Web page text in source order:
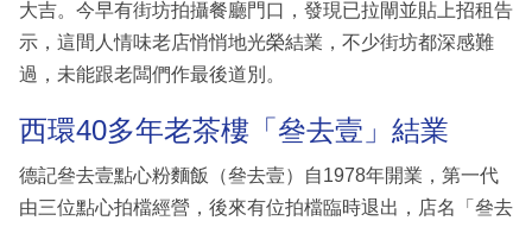
大吉。今早有街坊拍攝餐廳門口，發現已拉閘並貼上招租告
示，這間人情味老店悄悄地光榮結業，不少街坊都深感難
過，未能跟老闆們作最後道別。
西環40多年老茶樓「叄去壹」結業
德記叄去壹點心粉麵飯（叄去壹）自1978年開業，第一代
由三位點心拍檔經營，後來有位拍檔臨時退出，店名「叄去